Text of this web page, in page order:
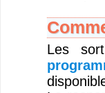
Les